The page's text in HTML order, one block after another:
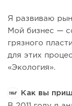
Я развиваю
Мой бизнес —
грязного
для этих
«Экология».
Как вы